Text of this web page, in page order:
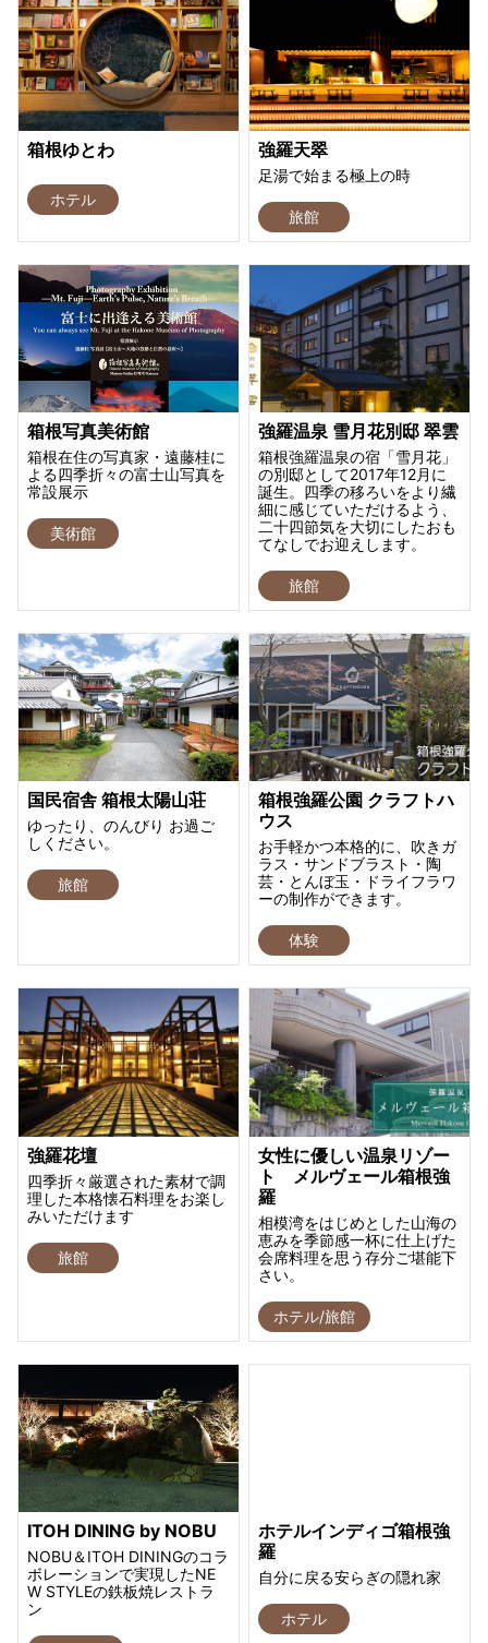
箱根ゆとわ
ホテル
強羅天翠
足湯で始まる極上の時
旅館
箱根写真美術館
箱根在住の写真家・遠藤桂に
よる四季折々の富士山写真を
常設展示
美術館
強羅温泉 雪月花別邸 翠雲
箱根強羅温泉の宿「雪月花」
の別邸として2017年12月に
誕生。四季の移ろいをより繊
細に感じていただけるよう、
二十四節気を大切にしたおも
てなしでお迎えします。
旅館
国民宿舎 箱根太陽山荘
ゆったり、のんびり お過ご
しください。
旅館
箱根強羅公園 クラフトハ
ウス
お手軽かつ本格的に、吹きガ
ラス・サンドブラスト・陶
芸・とんぼ玉・ドライフラワ
ーの制作ができます。
体験
強羅花壇
四季折々厳選された素材で調
理した本格懐石料理をお楽し
みいただけます
旅館
女性に優しい温泉リゾー
ト メルヴェール箱根強
羅
相模湾をはじめとした山海の
恵みを季節感一杯に仕上げた
会席料理を思う存分ご堪能下
さい。
ホテル/旅館
ITOH DINING by NOBU
NOBU＆ITOH DININGのコラ
ボレーションで実現したNE
W STYLEの鉄板焼レストラ
ン
ホテルインディゴ箱根強
羅
自分に戻る安らぎの隠れ家
ホテル